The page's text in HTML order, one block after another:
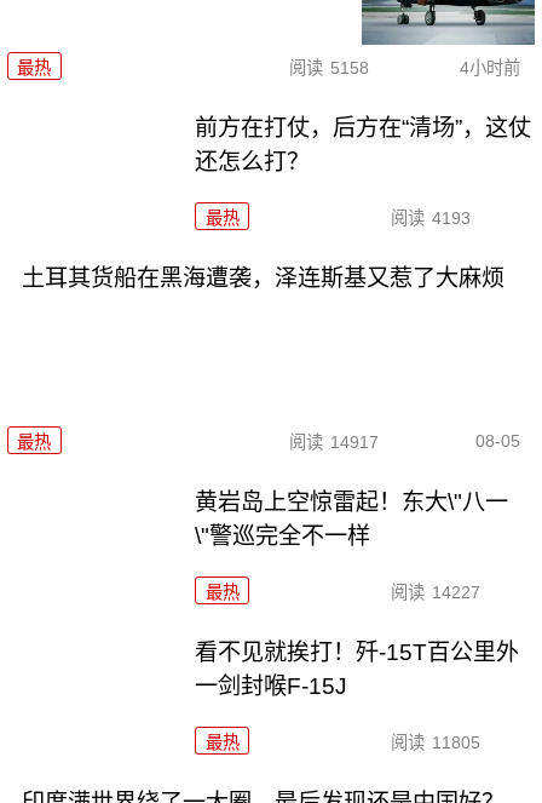
最热 阅读 5158 4小时前
前方在打仗，后方在“清场”，这仗
还怎么打？
最热 阅读 4193
土耳其货船在黑海遭袭，泽连斯基又惹了大麻烦
最热 阅读 14917 08-05
黄岩岛上空惊雷起！东大\"八一
\"警巡完全不一样
最热 阅读 14227
看不见就挨打！歼-15T百公里外
一剑封喉F-15J
最热 阅读 11805